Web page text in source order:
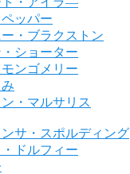
ッパー
・ブラクストン
ショーター
ンゴメリー
み
・マルサリス
サ・スポルディング
ドルフィー